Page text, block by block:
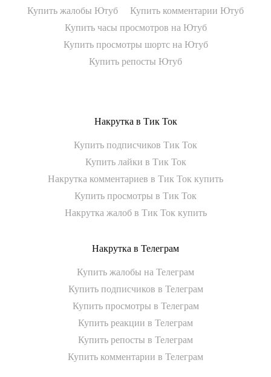
Купить жалобы Ютуб
Купить комментарии Ютуб
Купить часы просмотров на Ютуб
Купить просмотры шортс на Ютуб
Купить репосты Ютуб
Накрутка в Тик Ток
Купить подписчиков Тик Ток
Купить лайки в Тик Ток
Накрутка комментариев в Тик Ток купить
Купить просмотры в Тик Ток
Накрутка жалоб в Тик Ток купить
Накрутка в Телеграм
Купить жалобы на Телеграм
Купить подписчиков в Телеграм
Купить просмотры в Телеграм
Купить реакции в Телеграм
Купить репосты в Телеграм
Купить комментарии в Телеграм